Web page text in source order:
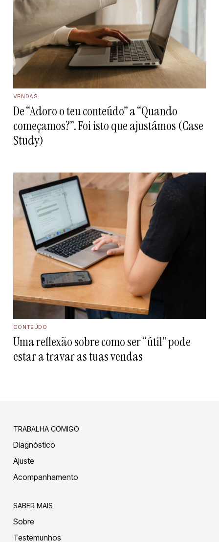
VENDAS
De “Adoro o teu conteúdo” a “Quando
começamos?”. Foi isto que ajustámos (Case
Study)
CONTEÚDO
Uma reflexão sobre como ser “útil” pode
estar a travar as tuas vendas
TRABALHA COMIGO
Diagnóstico
Ajuste
Acompanhamento
SABER MAIS
Sobre
Testemunhos